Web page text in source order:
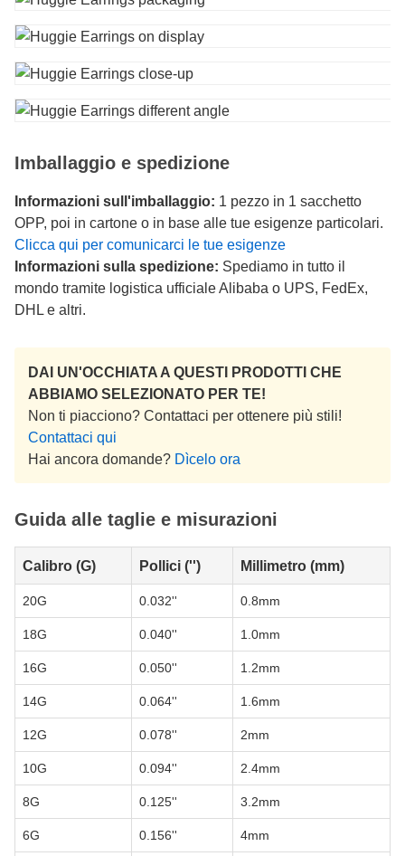
Imballaggio e spedizione
Informazioni sull'imballaggio: 1 pezzo in 1 sacchetto
OPP, poi in cartone o in base alle tue esigenze particolari.
Clicca qui per comunicarci le tue esigenze
Informazioni sulla spedizione: Spediamo in tutto il
mondo tramite logistica ufficiale Alibaba o UPS, FedEx,
DHL e altri.
DAI UN'OCCHIATA A QUESTI PRODOTTI CHE
ABBIAMO SELEZIONATO PER TE!
Non ti piacciono? Contattaci per ottenere più stili!
Contattaci qui
Hai ancora domande? Dìcelo ora
Guida alle taglie e misurazioni
Calibro (G) Pollici ('') Millimetro (mm)
20G 0.032'' 0.8mm
18G 0.040'' 1.0mm
16G 0.050'' 1.2mm
14G 0.064'' 1.6mm
12G 0.078'' 2mm
10G 0.094'' 2.4mm
8G 0.125'' 3.2mm
6G 0.156'' 4mm